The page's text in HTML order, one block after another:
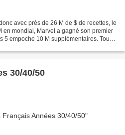
avec près de 26 M de $ de recettes, le
en mondial, Marvel a gagné son premier
5 empoche 10 M supplémentaires. Tous
30/40/50